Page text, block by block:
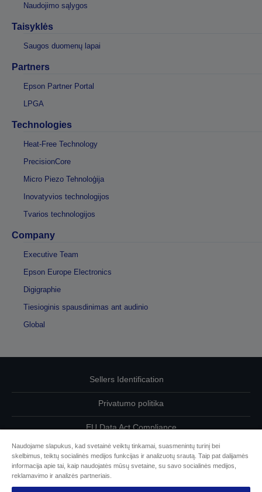
Naudojimo sąlygos
Taisyklės
Saugos duomenų lapai
Partners
Epson Partner Portal
LPGA
Technologies
Heat-Free Technology
PrecisionCore
Micro Piezo Tehnoloģija
Inovatyvios technologijos
Tvarios technologijos
Company
Executive Team
Epson Europe Electronics
Digigraphie
Tiesioginis spausdinimas ant audinio
Global
Sellers Identification
Privatumo politika
EU Data Act Compliance
Susisiekite su mumis dėl savo duomenų
Cookie Information
Naudojame slapukus, kad svetainė veiktų tinkamai, suasmenintų turinį bei
skelbimus, teiktų socialinės medijos funkcijas ir analizuotų srautą. Taip pat dalijamės
informacija apie tai, kaip naudojatės mūsų svetaine, su savo socialinės medijos,
reklamavimo ir analizės partneriais.